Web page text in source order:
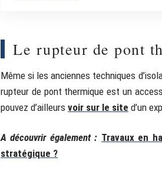
Le rupteur de pont
Même si les anciennes techniques
rupteur de pont thermique est un
pouvez d’ailleurs voir sur le site d’un
A découvrir également : Travaux en
stratégique ?